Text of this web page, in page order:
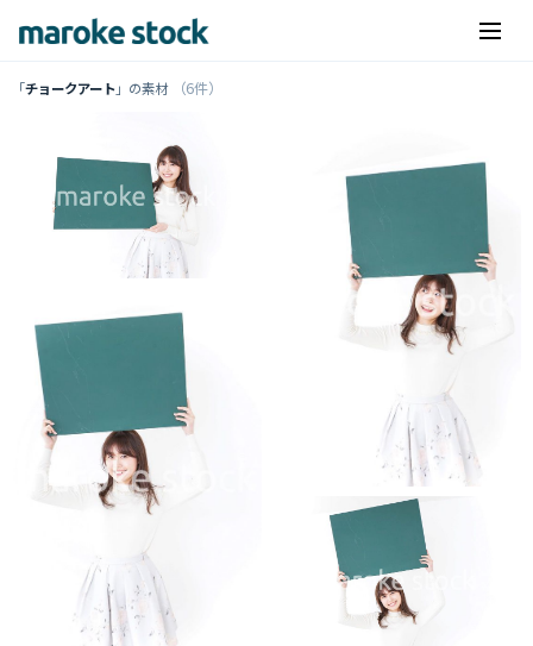
「チョークアート」の素材 （6件）